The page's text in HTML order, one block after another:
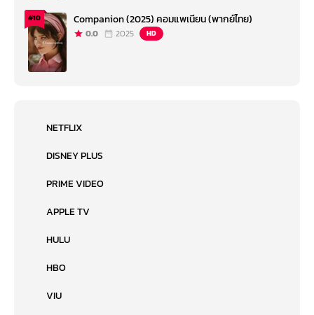
#10 Companion (2025) คอมแพเนียน (พากย์ไทย)
0.0 2025 HD
NETFLIX
DISNEY PLUS
PRIME VIDEO
APPLE TV
HULU
HBO
VIU